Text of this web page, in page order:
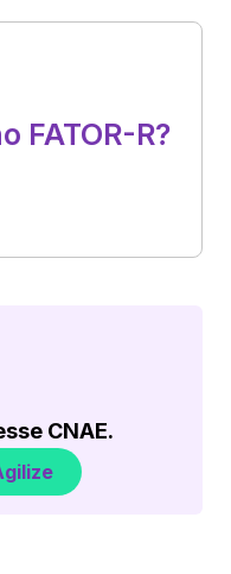
FATOR-R?
CNAE.